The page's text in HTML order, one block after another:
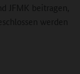
JFMK beitragen,
werden